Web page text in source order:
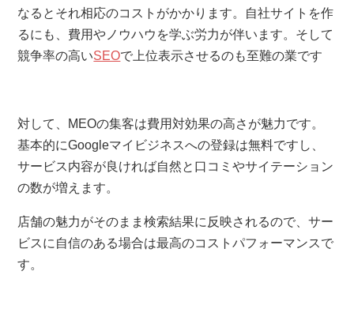
なるとそれ相応のコストがかかります。自社サイトを作
るにも、費用やノウハウを学ぶ労力が伴います。そして
競争率の高いSEOで上位表示させるのも至難の業です
対して、MEOの集客は費用対効果の高さが魅力です。
基本的にGoogleマイビジネスへの登録は無料ですし、
サービス内容が良ければ自然と口コミやサイテーション
の数が増えます。
店舗の魅力がそのまま検索結果に反映されるので、サー
ビスに自信のある場合は最高のコストパフォーマンスで
す。